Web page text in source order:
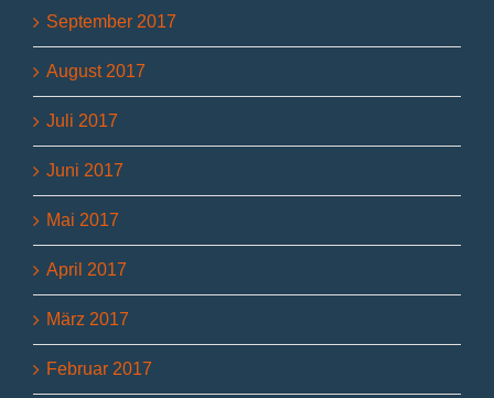
September 2017
August 2017
Juli 2017
Juni 2017
Mai 2017
April 2017
März 2017
Februar 2017